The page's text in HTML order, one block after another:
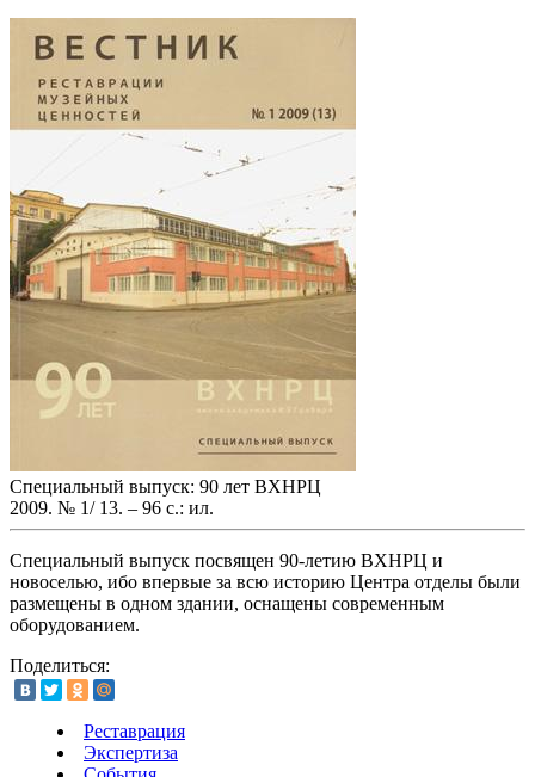
Специальный выпуск: 90 лет ВХНРЦ
2009. № 1/ 13. – 96 с.: ил.
Специальный выпуск посвящен 90-летию ВХНРЦ и
новоселью, ибо впервые за всю историю Центра отделы были
размещены в одном здании, оснащены современным
оборудованием.
Поделиться:
Реставрация
Экспертиза